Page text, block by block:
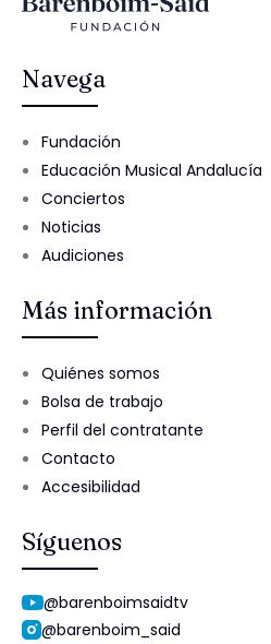
Navega
Fundación
Educación Musical Andalucía
Conciertos
Noticias
Audiciones
Más información
Quiénes somos
Bolsa de trabajo
Perfil del contratante
Contacto
Accesibilidad
Síguenos
@barenboimsaidtv
@barenboim_said